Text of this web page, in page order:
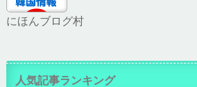
にほんブログ村
人気記事ランキング